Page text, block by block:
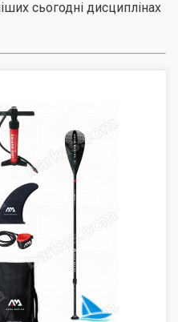
сьогодні дисциплінах